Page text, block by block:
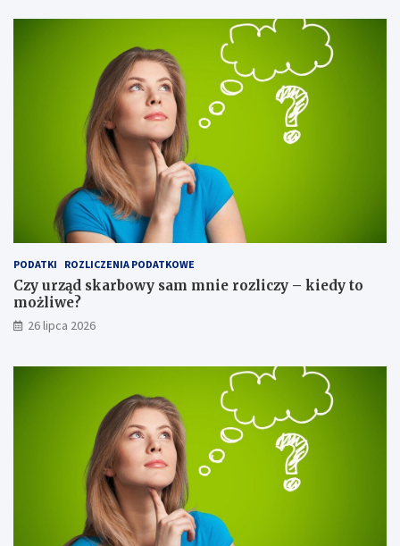
PODATKI ROZLICZENIA PODATKOWE
Czy urząd skarbowy sam mnie rozliczy – kiedy to
możliwe?
26 lipca 2026